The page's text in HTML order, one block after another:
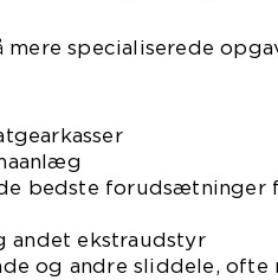
specialiserede
bedste forudsætninger
andet ekstraudstyr
og andre sliddele, ofte